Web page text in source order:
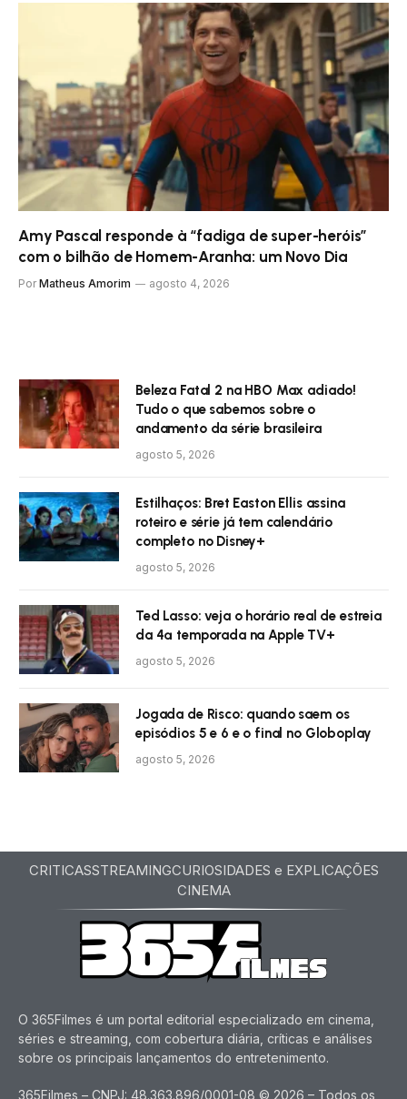
Amy Pascal responde à “fadiga de super-heróis”
com o bilhão de Homem-Aranha: um Novo Dia
Por Matheus Amorim agosto 4, 2026
Beleza Fatal 2 na HBO Max adiado!
Tudo o que sabemos sobre o
andamento da série brasileira
agosto 5, 2026
Estilhaços: Bret Easton Ellis assina
roteiro e série já tem calendário
completo no Disney+
agosto 5, 2026
Ted Lasso: veja o horário real de estreia
da 4ª temporada na Apple TV+
agosto 5, 2026
Jogada de Risco: quando saem os
episódios 5 e 6 e o final no Globoplay
agosto 5, 2026
CRITICASSTREAMINGCURIOSIDADES e EXPLICAÇÕES
CINEMA
O 365Filmes é um portal editorial especializado em cinema,
séries e streaming, com cobertura diária, críticas e análises
sobre os principais lançamentos do entretenimento.
365Filmes – CNPJ: 48.363.896/0001-08 © 2026 – Todos os